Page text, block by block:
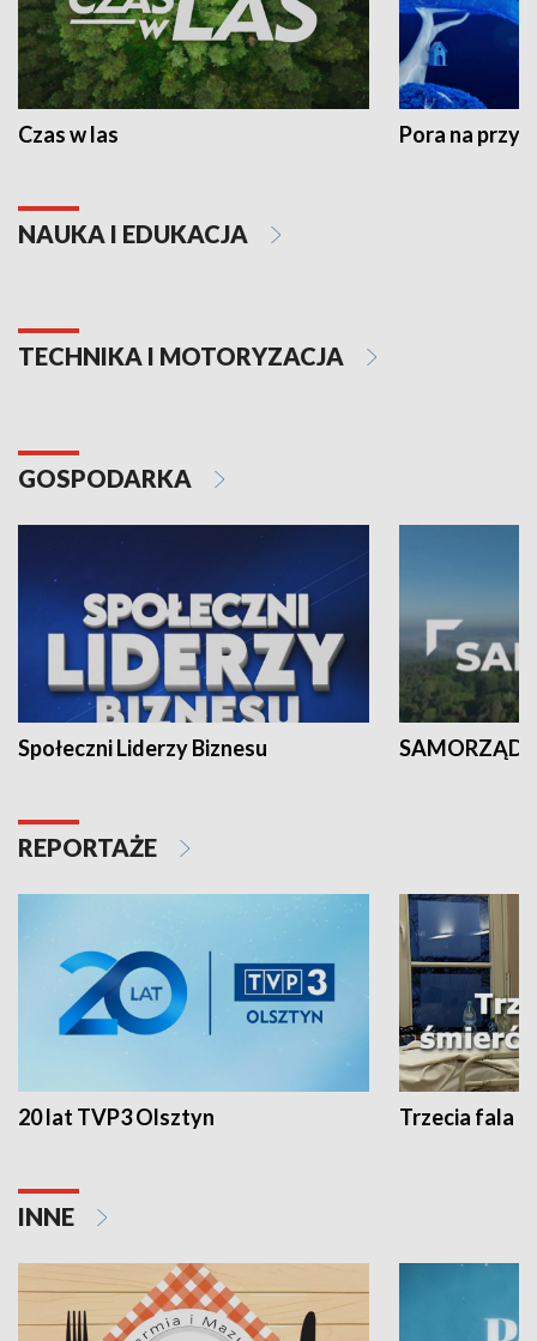
Czas w las Pora na
NAUKA I EDUKACJA
TECHNIKA I MOTORYZACJA
GOSPODARKA
Społeczni Liderzy Biznesu SAMORZĄD
REPORTAŻE
20 lat TVP3 Olsztyn Trzecia fala -
INNE